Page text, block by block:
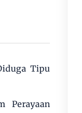
Tipu
Perayaan